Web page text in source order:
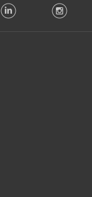
LinkedIn